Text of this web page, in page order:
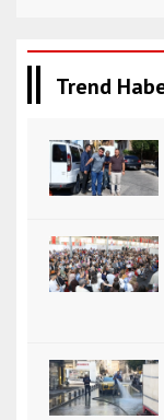
Trend